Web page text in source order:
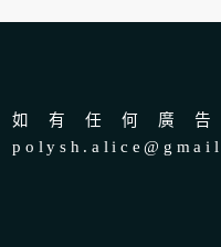
如有任何廣